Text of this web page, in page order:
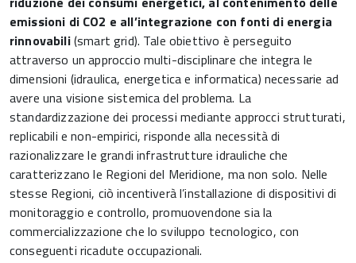
emissioni di CO2 e all’integrazione con fonti di energia
rinnovabili(smart grid). Tale obiettivo è perseguito
attraverso un approccio multi-disciplinare che integra le
dimensioni (idraulica, energetica e informatica) necessarie ad
avere una visione sistemica del problema. La
standardizzazione dei processi mediante approcci strutturati,
replicabili e non-empirici, risponde alla necessità di
razionalizzare le grandi infrastrutture idrauliche che
caratterizzano le Regioni del Meridione, ma non solo. Nelle
stesse Regioni, ciò incentiverà l’installazione di dispositivi di
monitoraggio e controllo, promuovendone sia la
commercializzazione che lo sviluppo tecnologico, con
conseguenti ricadute occupazionali.